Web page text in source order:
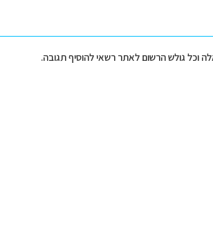
וכל גולש הרשום לאתר רשאי להוסיף תגובה.